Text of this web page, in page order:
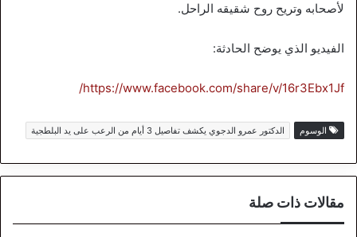
لأصحابه وتريح روح شقيقه الراحل.
الفيديو الذي يوضح الحادثة:
https://www.facebook.com/share/v/16r3Ebx1Jf/
الوسوم الدكتور عمرو الدجوي يكشف تفاصيل 3 أيام من الرعب على يد البلطجية
مقالات ذات صلة